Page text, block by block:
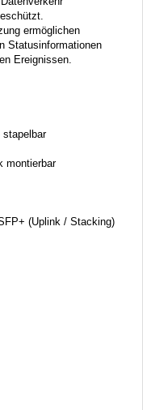
ermöglichen
Statusinformationen
Ereignissen.
stapelbar
montierbar
(Uplink / Stacking)